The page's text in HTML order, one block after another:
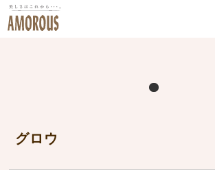
グロウ